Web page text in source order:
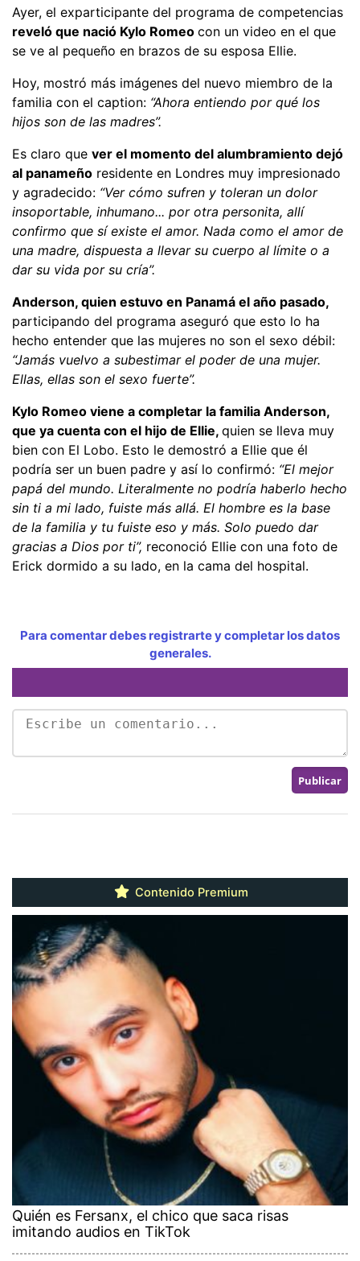
Ayer, el exparticipante del programa de competencias
reveló que nació Kylo Romeo con un video en el que
se ve al pequeño en brazos de su esposa Ellie.
Hoy, mostró más imágenes del nuevo miembro de la
familia con el caption: “Ahora entiendo por qué los
hijos son de las madres”.
Es claro que ver el momento del alumbramiento dejó
al panameño residente en Londres muy impresionado
y agradecido: “Ver cómo sufren y toleran un dolor
insoportable, inhumano... por otra personita, allí
confirmo que sí existe el amor. Nada como el amor de
una madre, dispuesta a llevar su cuerpo al límite o a
dar su vida por su cría”.
Anderson, quien estuvo en Panamá el año pasado,
participando del programa aseguró que esto lo ha
hecho entender que las mujeres no son el sexo débil:
“Jamás vuelvo a subestimar el poder de una mujer.
Ellas, ellas son el sexo fuerte”.
Kylo Romeo viene a completar la familia Anderson,
que ya cuenta con el hijo de Ellie, quien se lleva muy
bien con El Lobo. Esto le demostró a Ellie que él
podría ser un buen padre y así lo confirmó: “El mejor
papá del mundo. Literalmente no podría haberlo hecho
sin ti a mi lado, fuiste más allá. El hombre es la base
de la familia y tu fuiste eso y más. Solo puedo dar
gracias a Dios por ti”, reconoció Ellie con una foto de
Erick dormido a su lado, en la cama del hospital.
Para comentar debes registrarte y completar los datos
generales.
Contenido Premium
Quién es Fersanx, el chico que saca risas
imitando audios en TikTok